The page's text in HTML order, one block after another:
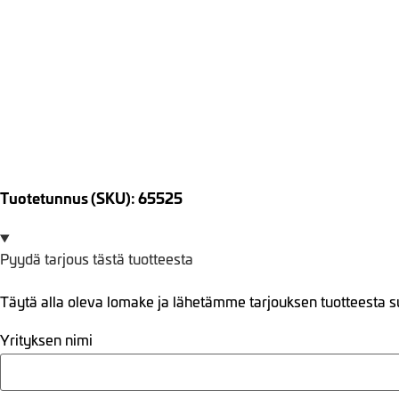
Tuotetunnus (SKU): 65525
Pyydä tarjous tästä tuotteesta
Täytä alla oleva lomake ja lähetämme tarjouksen tuotteesta
Yrityksen nimi